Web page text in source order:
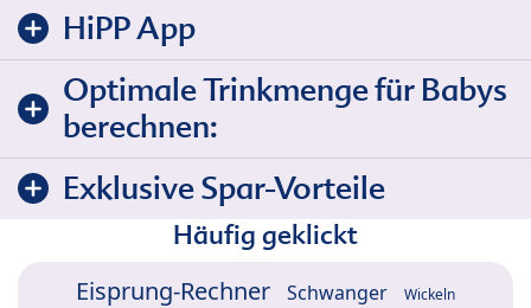
HiPP App
Optimale Trinkmenge für Babys
berechnen:
Exklusive Spar-Vorteile
Häufig geklickt
Eisprung-Rechner Schwanger Wickeln